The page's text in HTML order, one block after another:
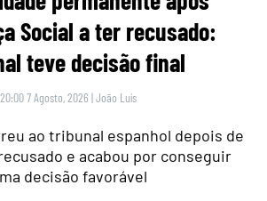
Social a ter recusado:
teve decisão final
20:00 7 Agosto, 2026 |João Luís
ao tribunal espanhol depois de
e acabou por conseguir
decisão favorável